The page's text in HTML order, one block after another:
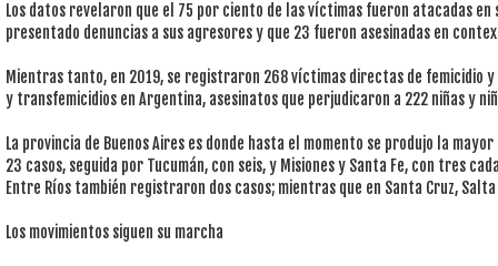
Los datos revelaron que el 75 por ciento de las víctimas fueron atacadas en
presentado denuncias a sus agresores y que 23 fueron asesinadas en
Mientras tanto, en 2019, se registraron 268 víctimas directas de femicidio
y transfemicidios en Argentina, asesinatos que perjudicaron a 222 niñas y
La provincia de Buenos Aires es donde hasta el momento se produjo la
23 casos, seguida por Tucumán, con seis, y Misiones y Santa Fe, con tres
Entre Ríos también registraron dos casos; mientras que en Santa Cruz,
Los movimientos siguen su marcha